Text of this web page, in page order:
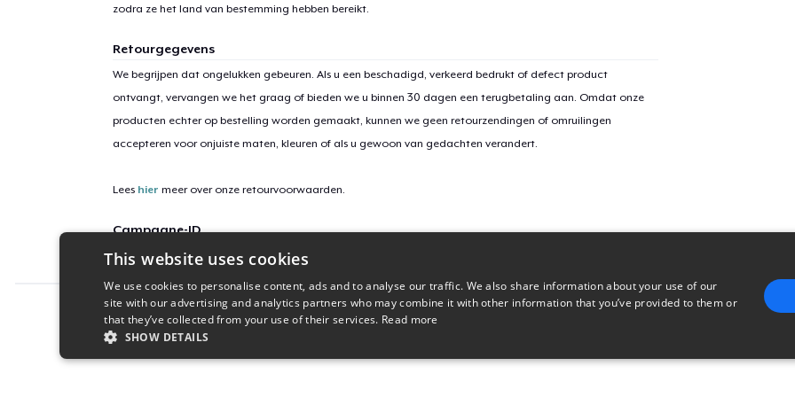
zodra ze het land van bestemming hebben bereikt.
Retourgegevens
We begrijpen dat ongelukken gebeuren. Als u een beschadigd, verkeerd bedrukt of defect product
ontvangt, vervangen we het graag of bieden we u binnen 30 dagen een terugbetaling aan. Omdat onze
producten echter op bestelling worden gemaakt, kunnen we geen retourzendingen of omruilingen
accepteren voor onjuiste maten, kleuren of als u gewoon van gedachten verandert.
Lees hier meer over onze retourvoorwaarden.
Campagne-ID
freedom-9502
Report this product
Women's Classic Tee
This website uses cookies
We use cookies to personalise content, ads and to analyse our traffic. We also share information about your use of our
site with our advertising and analytics partners who may combine it with other information that you’ve provided to them or
that they’ve collected from your use of their services. Read more
SHOW DETAILS